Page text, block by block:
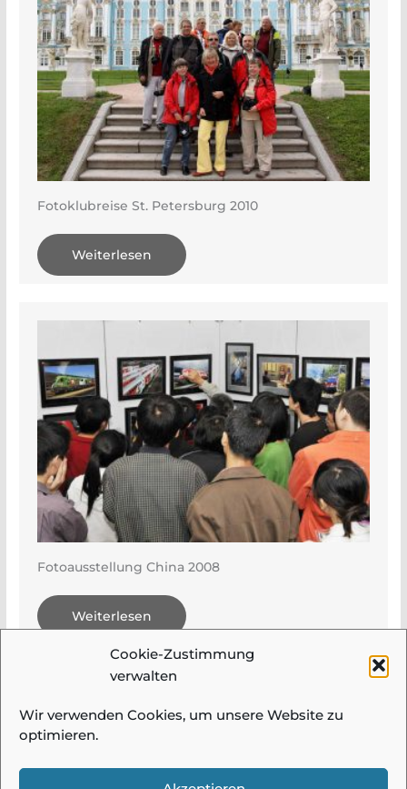
Cookie-Zustimmung
verwalten
Wir verwenden Cookies, um unsere Website zu
optimieren.
Fotoklubreise St. Petersburg 2010
Weiterlesen
Fotoausstellung China 2008
Weiterlesen
Datenschutz| Alle Bilder und Beiträge auf